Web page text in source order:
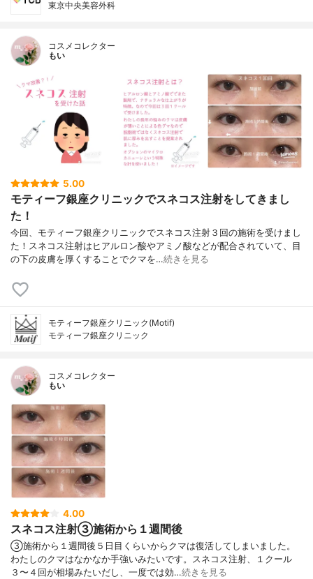
東京中央美容外科
コスメコレクター
もい
5.00
モティーフ銀座クリニックでスネコス注射をしてきまし
た！
今回、モティーフ銀座クリニックでスネコス注射３回の施術を受けまし
た！スネコス注射はヒアルロン酸やアミノ酸などが配合されていて、目
の下の皮膚を厚くすることでクマを…続きを見る
モティーフ銀座クリニック(Motif)
モティーフ銀座クリニック
コスメコレクター
もい
4.00
スネコス注射③施術から１週間後
③施術から１週間後５日目くらいからクマは復活してしまいました。
わたしのクマはなかなか手強いみたいです。スネコス注射、１クール
３〜４回が相場みたいだし、一度では効…続きを見る